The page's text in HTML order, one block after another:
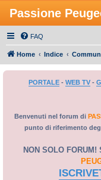
Passione
FAQ
Home Indice
PORTALE- WEB TV-
Benvenuti nel forum di
punto di riferimento
NON SOLO FORUM!